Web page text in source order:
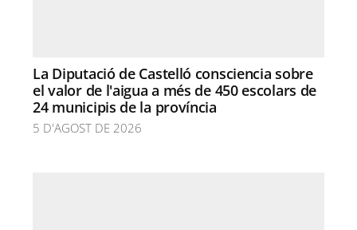
La Diputació de Castelló consciencia sobre
el valor de l'aigua a més de 450 escolars de
24 municipis de la província
5 D'AGOST DE 2026